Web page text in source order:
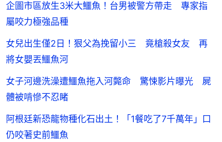
企圖市區放生3米大鱷魚！台男被警方帶走 專家指
屬咬力極強品種
女兒出生僅2日！狠父為挽留小三 竟槍殺女友 再
將女嬰丟鱷魚河
女子河邊洗澡遭鱷魚拖入河斃命 驚悚影片曝光 屍
體被啃慘不忍睹
阿根廷新恐龍物種化石出土！「1餐吃了7千萬年」口
仍咬著史前鱷魚